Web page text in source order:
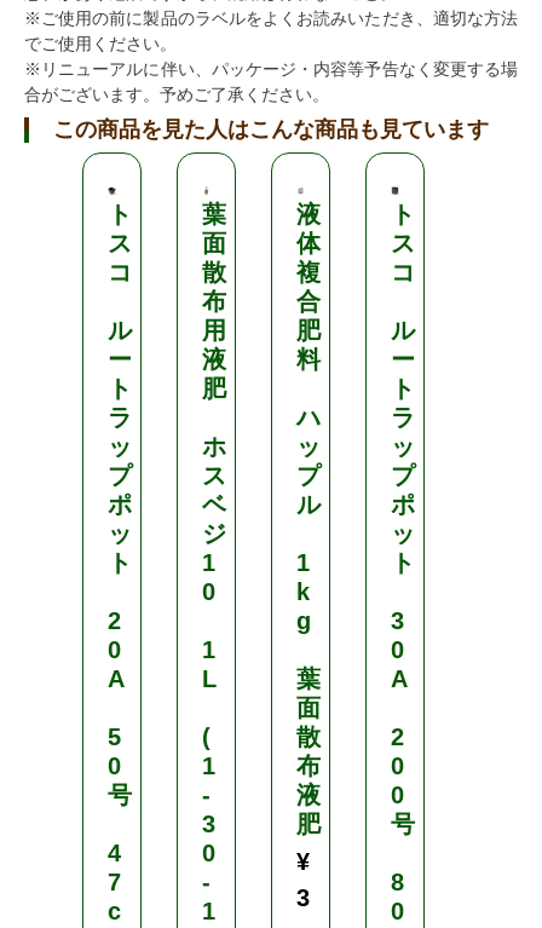
※ご使用の前に製品のラベルをよくお読みいただき、適切な方法
でご使用ください。
※リニューアルに伴い、パッケージ・内容等予告なく変更する場
合がございます。予めご了承ください。
この商品を見た人はこんな商品も見ています
ト
ス
コ
ル
ー
ト
ラ
ッ
プ
ポ
ッ
ト
2
0
A
5
0
号
4
7
c
葉
面
散
布
用
液
肥
ホ
ス
ベ
ジ
1
0
1
L
(
1
-
3
0
-
1
液
体
複
合
肥
料
ハ
ッ
プ
ル
1
k
g
葉
面
散
布
液
肥
¥
3
ト
ス
コ
ル
ー
ト
ラ
ッ
プ
ポ
ッ
ト
3
0
A
2
0
0
号
8
0